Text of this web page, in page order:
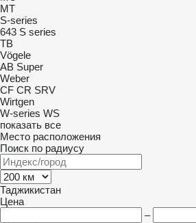
MT
S-series
643 S series
TB
Vögele
AB Super
Weber
CF CR SRV
Wirtgen
W-series WS
показать все
Место расположения
Поиск по радиусу
Таджикистан
Цена
–